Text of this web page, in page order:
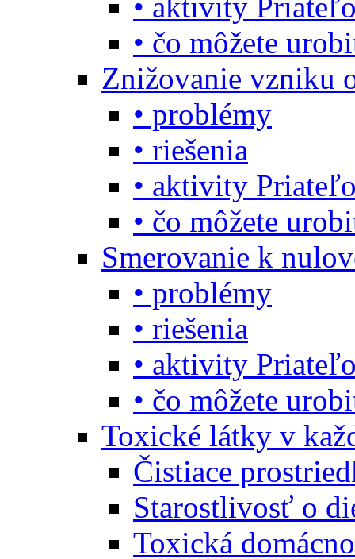
• čo môžete
Znižovanie vzniku
• problémy
• riešenia
• aktivity
• čo môžete
Smerovanie k
• problémy
• riešenia
• aktivity
• čo môžete
Toxické látky v
Čistiace
Starostlivosť o
Toxická